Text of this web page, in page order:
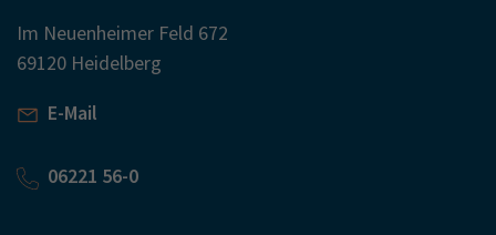
Im Neuenheimer Feld 672
69120 Heidelberg
E-Mail
06221 56-0